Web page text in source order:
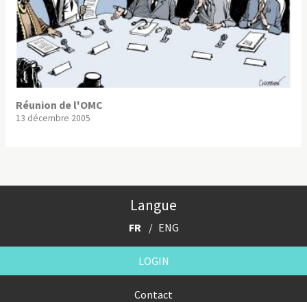
Réunion de l'OMC
13 décembre 2005
Langue
FR ENG
LOGIN
Contact